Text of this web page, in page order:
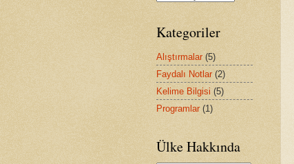
Kategoriler
Alıştırmalar (5)
Faydalı Notlar (2)
Kelime Bilgisi (5)
Programlar (1)
Ülke Hakkında